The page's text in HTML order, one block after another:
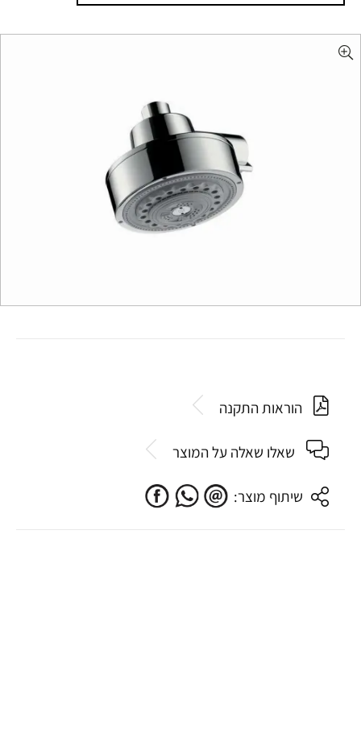
הוראות התקנה
שאלו שאלה על המוצר
שיתוף מוצר: